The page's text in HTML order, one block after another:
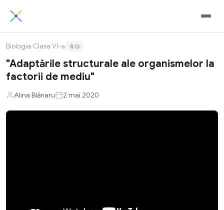
Biologia/Clasa VI-a/ RO
"Adaptările structurale ale organismelor la
factorii de mediu"
Alina Blănaru 2 mai 2020